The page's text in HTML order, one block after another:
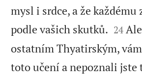
mysl i srdce, a že
podle vašich skutků. 

24
ostatním Thyatirským,
toto učení a nepoznali jste